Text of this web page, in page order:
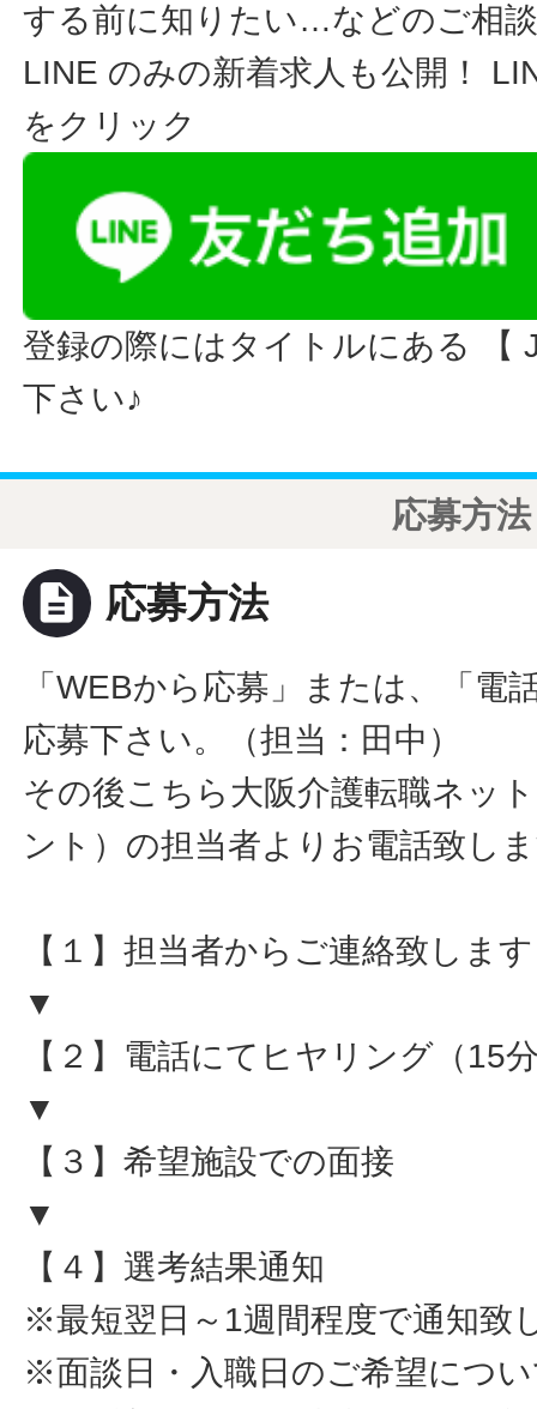
する前に知りたい…などのご相
LINE のみの新着求人も公開！
をクリック
登録の際にはタイトルにある 【
下さい♪
応募方法
description 応募方法
「WEBから応募」または、「電
応募下さい。（担当：田中）
その後こちら大阪介護転職ネッ
ント）の担当者よりお電話致し
【１】担当者からご連絡致します
▼
【２】電話にてヒヤリング（15
▼
【３】希望施設での面接
▼
【４】選考結果通知
※最短翌日～1週間程度で通知致
※面談日・入職日のご希望につ